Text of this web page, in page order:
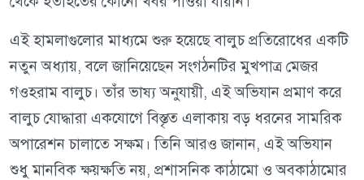
এই হামলাগুলোর মাধ্যমে শুরু হয়েছে বালুচ প্রতিরোধের একটি
নতুন অধ্যায়, বলে জানিয়েছেন সংগঠনটির মুখপাত্র মেজর
গওহরাম বালুচ। তাঁর ভাষ্য অনুযায়ী, এই অভিযান প্রমাণ করে
বালুচ যোদ্ধারা একযোগে বিস্তৃত এলাকায় বড় ধরনের সামরিক
অপারেশন চালাতে সক্ষম। তিনি আরও জানান, এই অভিযান
শুধু মানবিক ক্ষয়ক্ষতি নয়, প্রশাসনিক কাঠামো ও অবকাঠামোর